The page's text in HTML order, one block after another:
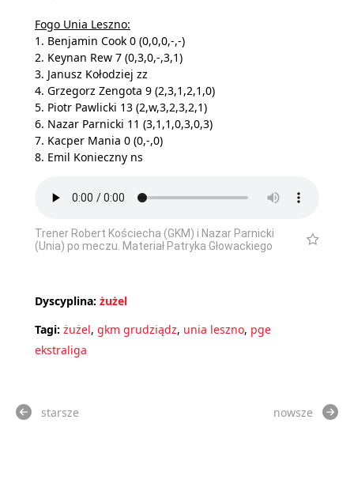
Fogo Unia Leszno:
1. Benjamin Cook 0 (0,0,0,-,-)
2. Keynan Rew 7 (0,3,0,-,3,1)
3. Janusz Kołodziej zz
4. Grzegorz Zengota 9 (2,3,1,2,1,0)
5. Piotr Pawlicki 13 (2,w,3,2,3,2,1)
6. Nazar Parnicki 11 (3,1,1,0,3,0,3)
7. Kacper Mania 0 (0,-,0)
8. Emil Konieczny ns
Trener Robert Kościecha (GKM) i Nazar Parnicki
(Unia) po meczu. Materiał Patryka Głowackiego
Dyscyplina: żużel
Tagi: żużel, gkm grudziądz, unia leszno, pge
ekstraliga
starsze nowsze